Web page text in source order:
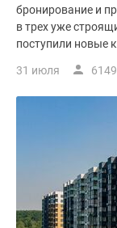
бронирование и
в трех уже
поступили новые
31 июля 6149